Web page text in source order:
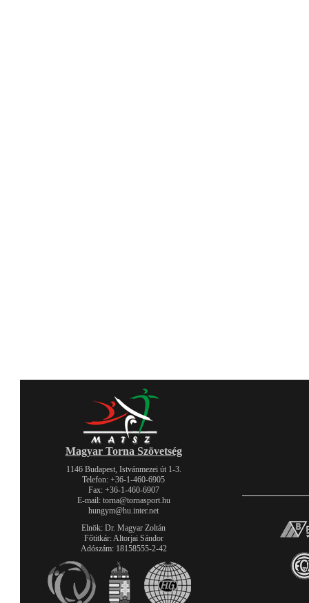
Magyar Torna Szövetség
1146 Budapest, Istvánmezei út 1-3.
Telefon: +36-1-460-6905
Fax: +36-1-460-6907
E-mail: torna@tornasport.hu
hungym@hu.inter.net
Elnök: Dr. Magyar Zoltán
Főtitkár: Altorjai Sándor
Adószám: 18158555-2-42